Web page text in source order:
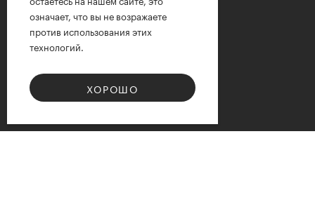
означает, что вы не возражаете
против использования этих
технологий.
ХОРОШО